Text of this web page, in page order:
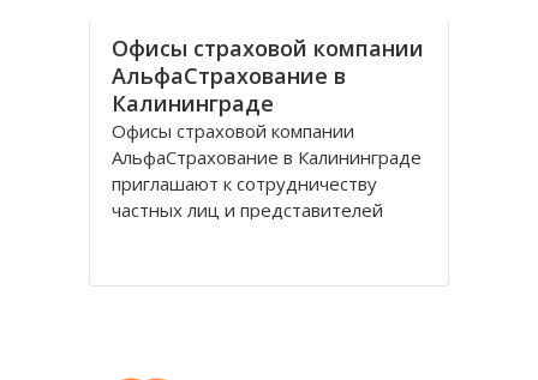
Офисы страховой компании
АльфаСтрахование в
Калининграде
Офисы страховой компании
АльфаСтрахование в Калининграде
приглашают к сотрудничеству
частных лиц и представителей
крупнейшим российским